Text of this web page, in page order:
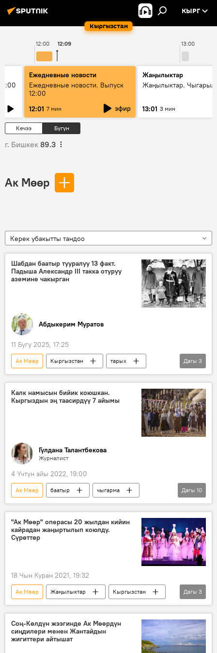
Кыргызстан
КЫРГ
12:00 13:00
12:09
Ежедневные новости
Ежедневные новости. Выпуск
12:00
12:01 7 мин эфир
Жаңылыктар
Жаңылыктар.
13:01 3 мин
Кечээ Бүгүн
г. Бишкек 89.3
Ак Мөөр
Керек убакытты тандоо
Шабдан баатыр тууралуу 13 факт.
Падыша Александр III такка отуруу
аземине чакырган
Абдыкерим Муратов
11 Бугу 2025, 17:25
Ак Мөөр Кыргызстан
тарых
Шабдан Баатыр
сулуу факты
Дагы 3
Калк намысын бийик коюшкан.
Кыргыздын эң таасирдүү 7 айымы
Гүлдана Талантбекова
Журналист
4 Үчтүн айы 2022, 19:00
Ак Мөөр баатыр
чыгарма
Каныкей
тарых
Жаңыл Мырза
эпос
аял
Уркуя Салиева
акылмандык
Чыйырды
Дагы 10
"Ак Мөөр" операсы 20 жылдан кийин
кайрадан жаңыртылып коюлду.
Сүрөттөр
18 Чын Куран 2021, 19:32
Ак Мөөр Жаңылыктар
Кыргызстан
Маданият
опера театр
Дагы 3
Соң-Көлдүн жээгинде Ак Мөөрдүн
сиңдилери менен Жантайдын
жигиттери айтышат